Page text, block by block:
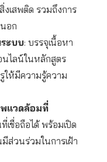
งเสพติด รวมถึงการ
อก
ะบบ: บรรจุเนื้อหา
นไลน์ในหลักสูตร
ให้มีความรู้ความ
พแวดล้อมที่
เชื่อถือได้ พร้อมเปิด
ส่วนร่วมในการเฝ้า